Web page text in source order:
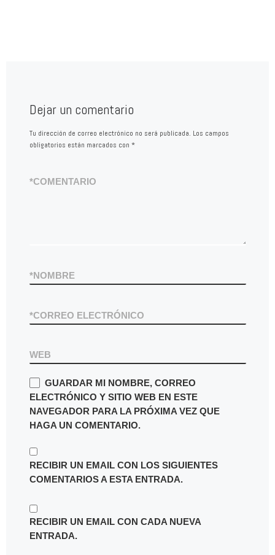
Dejar un comentario
Tu dirección de correo electrónico no será publicada. Los campos
obligatorios están marcados con *
COMENTARIO
*
NOMBRE
*
CORREO ELECTRÓNICO
*
WEB
GUARDAR MI NOMBRE, CORREO
ELECTRÓNICO Y SITIO WEB EN ESTE
NAVEGADOR PARA LA PRÓXIMA VEZ QUE
HAGA UN COMENTARIO.
RECIBIR UN EMAIL CON LOS SIGUIENTES
COMENTARIOS A ESTA ENTRADA.
RECIBIR UN EMAIL CON CADA NUEVA
ENTRADA.